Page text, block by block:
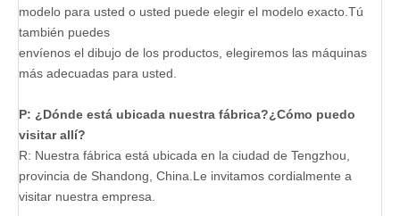
modelo para usted o usted puede elegir el modelo exacto.Tú
también puedes
envíenos el dibujo de los productos, elegiremos las máquinas
más adecuadas para usted.
P: ¿Dónde está ubicada nuestra fábrica?¿Cómo puedo
visitar allí?
R: Nuestra fábrica está ubicada en la ciudad de Tengzhou,
provincia de Shandong, China.Le invitamos cordialmente a
visitar nuestra empresa.